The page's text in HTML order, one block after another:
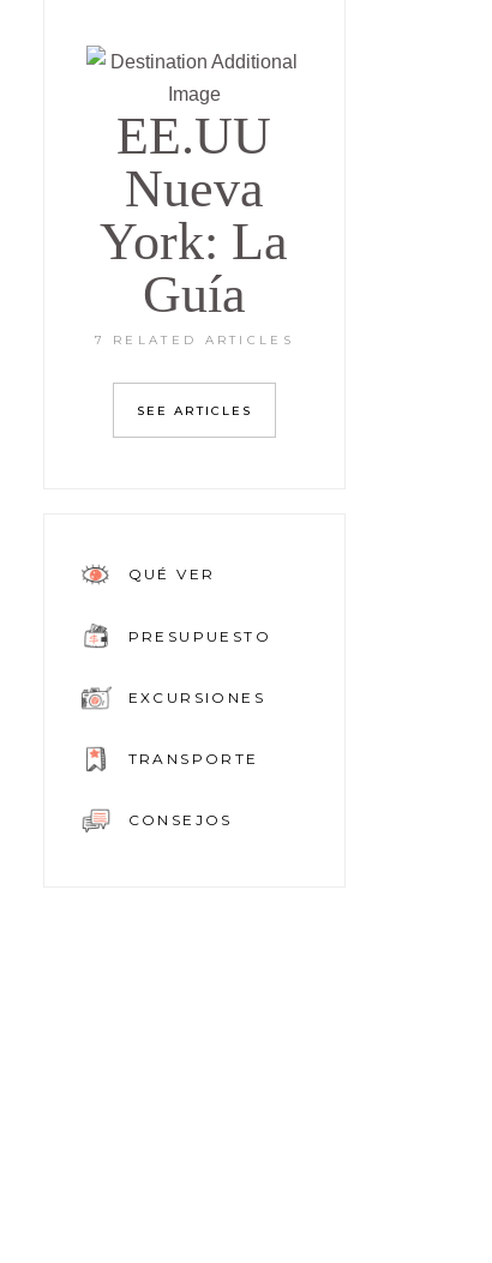
EE.UU
Nueva
York: La
Guía
7 RELATED ARTICLES
SEE ARTICLES
QUÉ VER
PRESUPUESTO
EXCURSIONES
TRANSPORTE
CONSEJOS